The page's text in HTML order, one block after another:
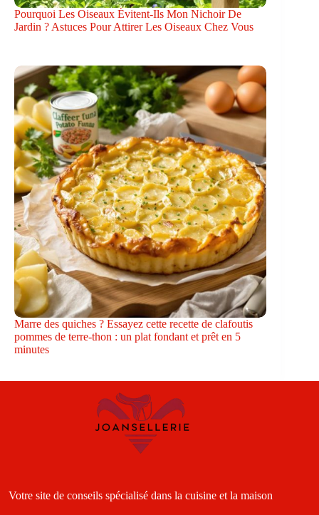
Pourquoi Les Oiseaux Évitent-Ils Mon Nichoir De
Jardin ? Astuces Pour Attirer Les Oiseaux Chez Vous
Marre des quiches ? Essayez cette recette de clafoutis
pommes de terre-thon : un plat fondant et prêt en 5
minutes
Votre site de conseils spécialisé dans la cuisine et la maison